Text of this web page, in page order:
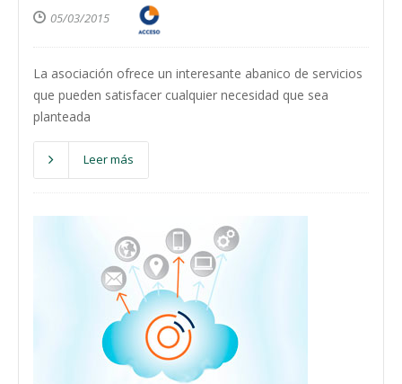
05/03/2015
La asociación ofrece un interesante abanico de servicios
que pueden satisfacer cualquier necesidad que sea
planteada
Leer más